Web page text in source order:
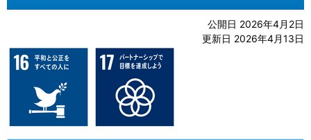
公開日 2026年4月2日
更新日 2026年4月13日